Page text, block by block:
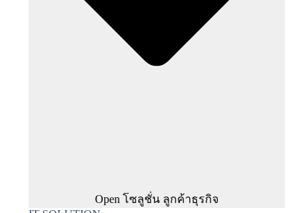
Open โซลูชั่น ลูกค้าธุรกิจ